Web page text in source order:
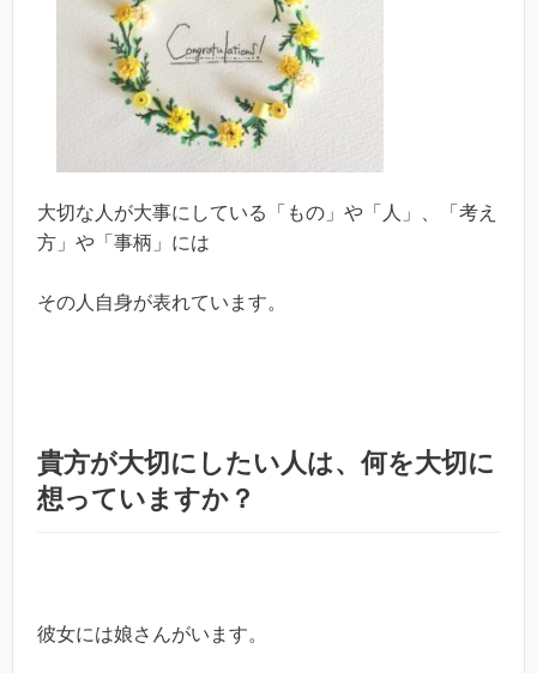
大切な人が大事にしている「もの」や「人」、「考え
方」や「事柄」には
その人自身が表れています。
貴方が大切にしたい人は、何を大切に
想っていますか？
彼女には娘さんがいます。